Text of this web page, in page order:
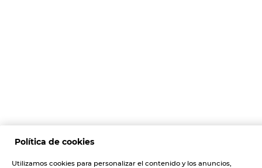
Política de cookies
Utilizamos cookies para personalizar el contenido y los anuncios,